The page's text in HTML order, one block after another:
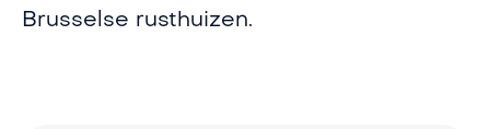
Brusselse rusthuizen.